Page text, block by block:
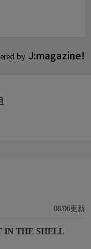
by J:magazine!
08/06更新
IN THE SHELL